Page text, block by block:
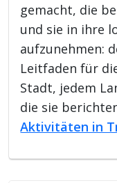
gemacht, die
und sie in ihre
aufzunehmen:
Leitfaden für
Stadt, jedem
die sie
Aktivitäten in